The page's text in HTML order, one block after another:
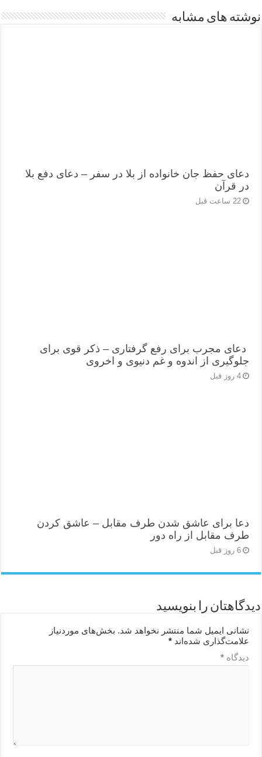
نوشته های مشابه
دعای حفظ جان خانواده از بلا در سفر – دعای دفع بلا
در قرآن
22 ساعت قبل
دعای مجرب برای رفع گرفتاری – ذکر قوی برای
جلوگیری از اندوه و غم دنیوی و اخروی
4 روز قبل
دعا برای عاشق شدن طرف مقابل – عاشق کردن
طرف مقابل از راه دور
6 روز قبل
دیدگاهتان را بنویسید
نشانی ایمیل شما منتشر نخواهد شد. بخش‌های موردنیاز
علامت‌گذاری شده‌اند*
دیدگاه*